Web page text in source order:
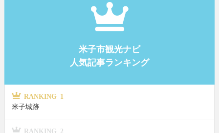
米子市観光ナビ
人気記事ランキング
RANKING 1
米子城跡
RANKING 2